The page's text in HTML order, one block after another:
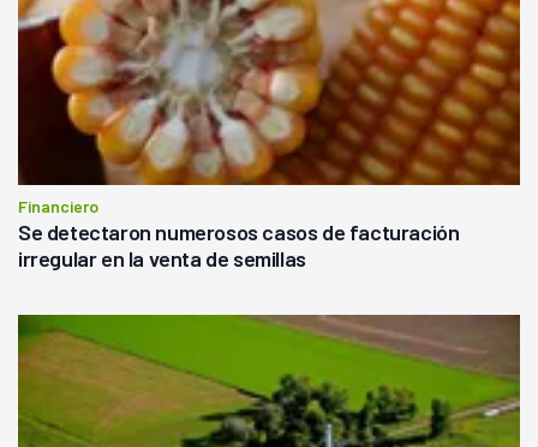
Financiero
Se detectaron numerosos casos de facturación
irregular en la venta de semillas